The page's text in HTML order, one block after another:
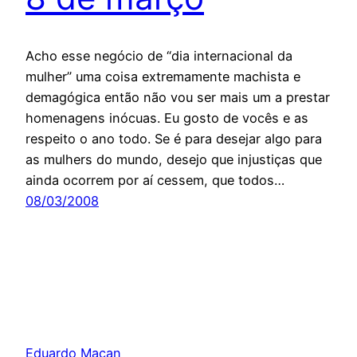
Acho esse negócio de “dia internacional da
mulher” uma coisa extremamente machista e
demagógica então não vou ser mais um a prestar
homenagens inócuas. Eu gosto de vocês e as
respeito o ano todo. Se é para desejar algo para
as mulhers do mundo, desejo que injustiças que
ainda ocorrem por aí cessem, que todos…
08/03/2008
Eduardo Maçan